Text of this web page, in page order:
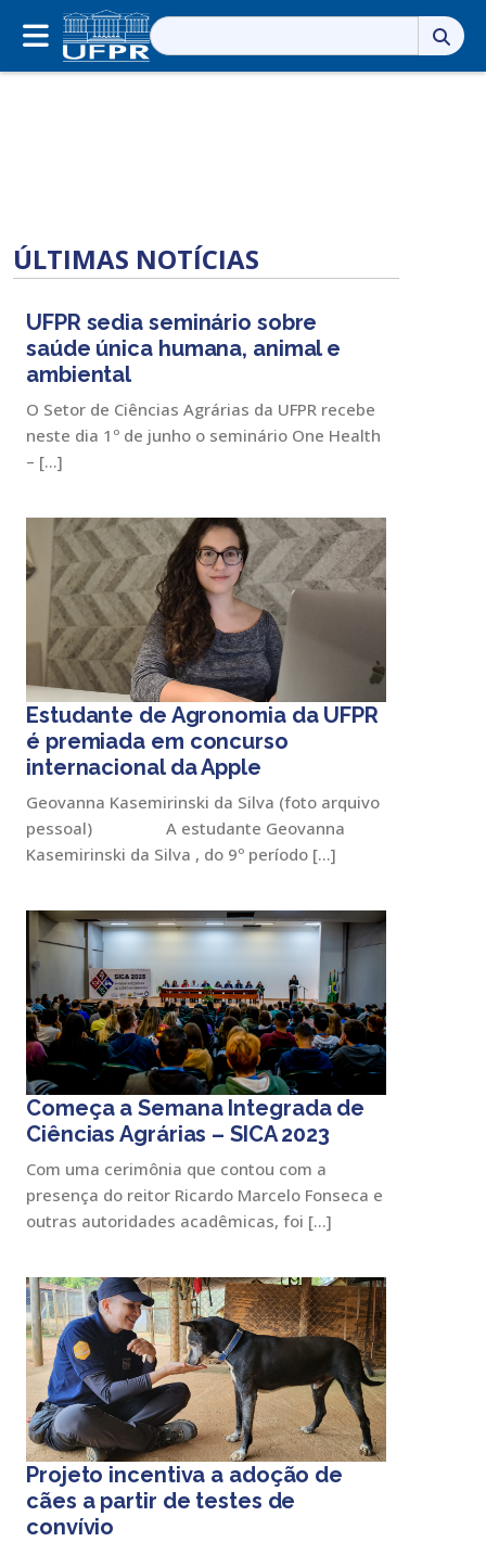
Pesquisar
por:
ÚLTIMAS NOTÍCIAS
UFPR sedia seminário sobre
saúde única humana, animal e
ambiental
O Setor de Ciências Agrárias da UFPR recebe
neste dia 1º de junho o seminário One Health
– […]
Estudante de Agronomia da UFPR
é premiada em concurso
internacional da Apple
Geovanna Kasemirinski da Silva (foto arquivo
pessoal) A estudante Geovanna
Kasemirinski da Silva , do 9º período […]
Começa a Semana Integrada de
Ciências Agrárias – SICA 2023
Com uma cerimônia que contou com a
presença do reitor Ricardo Marcelo Fonseca e
outras autoridades acadêmicas, foi […]
Projeto incentiva a adoção de
cães a partir de testes de
convívio